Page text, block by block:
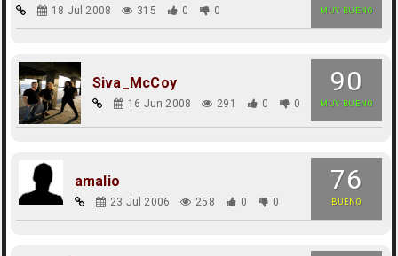
MUY BUENO
18 Jul 2008 315 0 0
90
MUY BUENO
Siva_McCoy
16 Jun 2008 291 0 0
76
BUENO
amalio
23 Jul 2006 258 0 0